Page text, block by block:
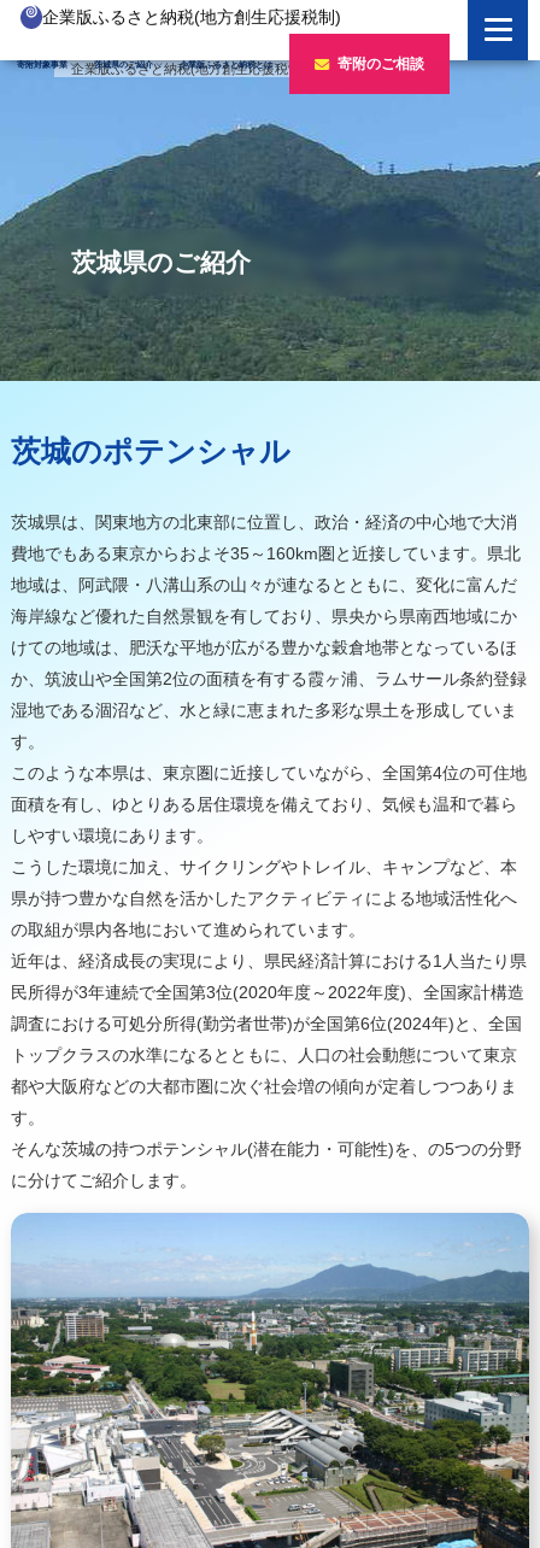
企業版ふるさと納税(地方創生応援税制)
寄附対象事業 茨城県のご紹介 企業版ふるさと納税とは 寄附のご相談
企業版ふるさと納税とは
企業版ふるさと納税(人材派遣型)
寄附をいただいた企業様
新しい豊かさを推進する事業
新しい安心安全を推進する事業
新しい人財育成を推進する事業
新しい夢・希望を推進する事業
事業検索フォーム
茨城県のご紹介
茨城のポテンシャル
「新しい茨城」への4つのチャレンジ
寄附をいただいた企業様
令和7年度寄附企業一覧
令和6年度寄附企業一覧
令和4年度寄附企業一覧
令和2年度寄附企業一覧
企業版ふるさと納税(地方創生応援税制) >茨城県のご紹介
茨城県のご紹介
茨城のポテンシャル
茨城県は、関東地方の北東部に位置し、政治・経済の中心地で大消
費地でもある東京からおよそ35～160km圏と近接しています。県北
地域は、阿武隈・八溝山系の山々が連なるとともに、変化に富んだ
海岸線など優れた自然景観を有しており、県央から県南西地域にか
けての地域は、肥沃な平地が広がる豊かな穀倉地帯となっているほ
か、筑波山や全国第2位の面積を有する霞ヶ浦、ラムサール条約登録
湿地である涸沼など、水と緑に恵まれた多彩な県土を形成していま
す。
このような本県は、東京圏に近接していながら、全国第4位の可住地
面積を有し、ゆとりある居住環境を備えており、気候も温和で暮ら
しやすい環境にあります。
こうした環境に加え、サイクリングやトレイル、キャンプなど、本
県が持つ豊かな自然を活かしたアクティビティによる地域活性化へ
の取組が県内各地において進められています。
近年は、経済成長の実現により、県民経済計算における1人当たり県
民所得が3年連続で全国第3位(2020年度～2022年度)、全国家計構造
調査における可処分所得(勤労者世帯)が全国第6位(2024年)と、全国
トップクラスの水準になるとともに、人口の社会動態について東京
都や大阪府などの大都市圏に次ぐ社会増の傾向が定着しつつありま
す。
そんな茨城の持つポテンシャル(潜在能力・可能性)を、の5つの分野
に分けてご紹介します。